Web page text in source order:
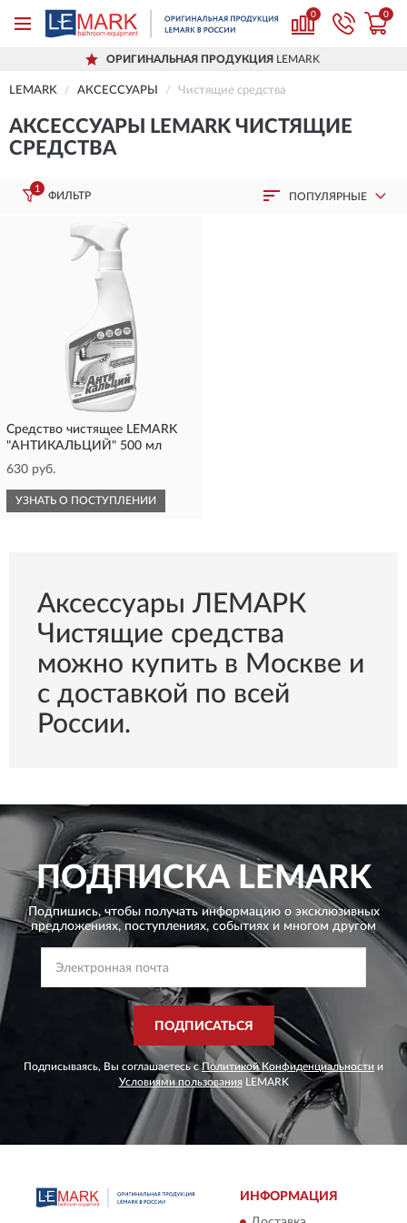
0 0
ОРИГИНАЛЬНАЯ ПРОДУКЦИЯ LEMARK
LEMARK АКСЕССУАРЫ Чистящие средства
АКСЕССУАРЫ LEMARK ЧИСТЯЩИЕ
СРЕДСТВА
1
ФИЛЬТР ПОПУЛЯРНЫЕ
Средство чистящее LEMARK
"АНТИКАЛЬЦИЙ" 500 мл
630 руб.
УЗНАТЬ О ПОСТУПЛЕНИИ
Аксессуары ЛЕМАРК
Чистящие средства
можно купить в Москве и
с доставкой по всей
России.
ПОДПИСКАLEMARK
Подпишись, чтобы получать информацию о эксклюзивных
предложениях, поступлениях, событиях и многом другом
ПОДПИСАТЬСЯ
Подписываясь, Вы соглашаетесь сПолитикой Конфиденциальности и
Условиями пользования LEMARK
ИНФОРМАЦИЯ